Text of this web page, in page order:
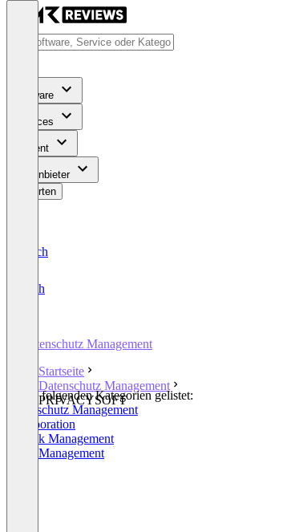
Software
Services
Content
Für Anbieter
Bewerten
Deutsch
English
Datenschutz Management
Startseite
Datenschutz Management
PRIVACYSOFT
In den folgenden Kategorien gelistet:
Datenschutz Management
Collaboration
IT Risk Management
Audit Management